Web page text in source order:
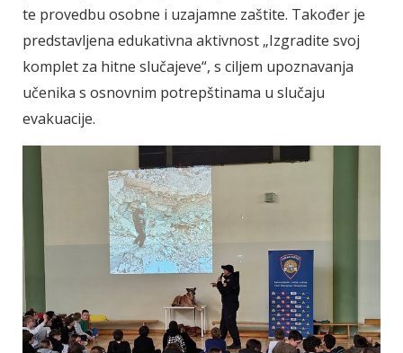
te provedbu osobne i uzajamne zaštite. Također je
predstavljena edukativna aktivnost „Izgradite svoj
komplet za hitne slučajeve“, s ciljem upoznavanja
učenika s osnovnim potrepštinama u slučaju
evakuacije.